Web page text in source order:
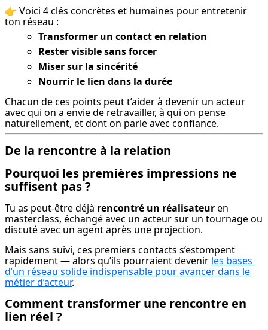
👉 Voici 4 clés concrètes et humaines pour entretenir
ton réseau :
Transformer un contact en relation
Rester visible sans forcer
Miser sur la sincérité
Nourrir le lien dans la durée
Chacun de ces points peut t’aider à devenir un acteur
avec qui on a envie de retravailler, à qui on pense
naturellement, et dont on parle avec confiance.
De la rencontre à la relation
Pourquoi les premières impressions ne
suffisent pas ?
Tu as peut-être déjà rencontré un réalisateur en
masterclass, échangé avec un acteur sur un tournage ou
discuté avec un agent après une projection.
Mais sans suivi, ces premiers contacts s’estompent
rapidement — alors qu’ils pourraient devenir les bases
d’un réseau solide indispensable pour avancer dans le
métier d’acteur.
Comment transformer une rencontre en
lien réel ?